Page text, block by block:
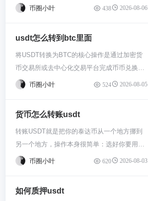
步——有钱、找市场、开买，下面展开说说具
别忘了做实名认证，现在平台基本都要求这
个，为的是安全合规。认证过程一般要传身份
证照片，跟着提示一步步走，快的话十几分钟
就搞定。注册完建议赶紧绑定二次验证，比如
进去。在Hotbit的资产页面找“充值”或“存款”，
选USDT这条。注意看清楚了，它可能有不同
的链，比如ERC20、TRC20，你得选跟你转出
钱包一致的链，不然币可能丢。充值时复制
USDT过去，等网络确认后余额就显示了。一
币圈小叶 438 2026-08-06
usdt怎么转到btc里面
将USDT转换为BTC的核心操作是通过加密货
币交易所或去中心化交易平台完成币币兑换。
你只需将USDT充值到支持这两个币种的平
获得的BTC提出到自己的私钥钱包即可。整个
过程类似用美元兑换另一种外汇，关键在于选
择靠谱平台并确认交易对方向。 你得先有个能
处理这事的交易所账号，比如必安、欧易这些
USDT充值地址，从你的钱包或其他地方把
币圈小叶 524 2026-08-05
货币怎么转账usdt
转账USDT就是把你的泰达币从一个地方挪到
另一个地方，操作本身很简单：选好你要用的
网络，弄清楚收款地址，核对无误后付点矿工
得搞清楚它跑在哪条“路”上。USDT这玩意像个
币圈小叶 620 2026-08-03
如何质押usdt